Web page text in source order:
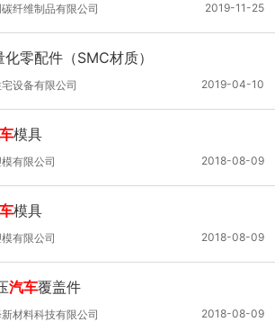
2019-11-25
纤维制品有限公司
化零配件（SMC材质）
2019-04-10
设备有限公司
模具
2018-08-09
有限公司
模具
2018-08-09
有限公司
汽车覆盖件
2018-08-09
材料科技有限公司